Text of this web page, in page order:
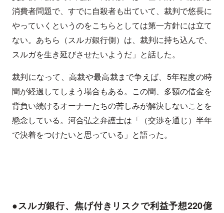
消費者問題で、すでに自殺者も出ていて、裁判で悠長に
やっていくというのをこちらとしては第一方針には立て
ない。あちら（スルガ銀行側）は、裁判に持ち込んで、
スルガを生き延びさせたいようだ」と話した。
裁判になって、高裁や最高裁まで争えば、5年程度の時
間が経過してしまう場合もある。この間、多額の借金を
背負い続けるオーナーたちの苦しみが解決しないことを
懸念している。河合弘之弁護士は「（交渉を通じ）半年
で決着をつけたいと思っている」と語った。
●スルガ銀行、焦げ付きリスクで利益予想220億